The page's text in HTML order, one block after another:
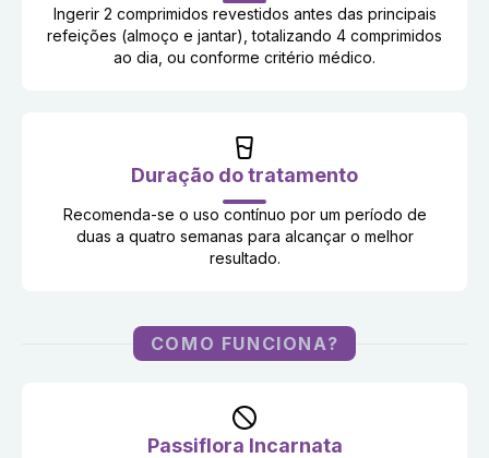
Ingerir 2 comprimidos revestidos antes das principais
refeições (almoço e jantar), totalizando 4 comprimidos
ao dia, ou conforme critério médico.
Duração do tratamento
Recomenda-se o uso contínuo por um período de
duas a quatro semanas para alcançar o melhor
resultado.
COMO FUNCIONA?
Passiflora Incarnata